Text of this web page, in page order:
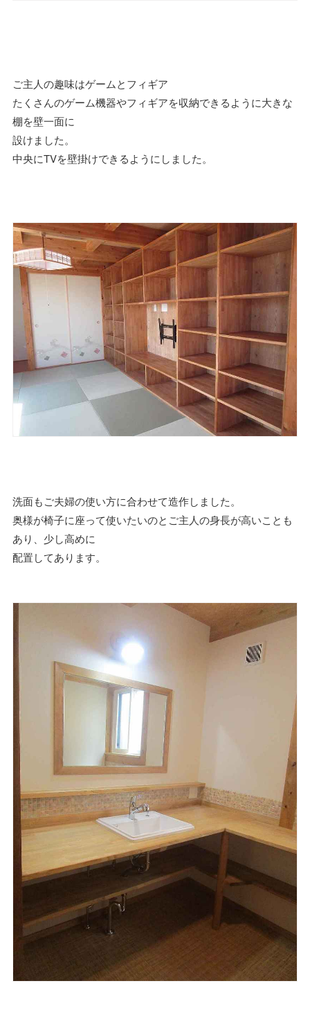
ご主人の趣味はゲームとフィギア
たくさんのゲーム機器やフィギアを収納できるように大きな
棚を壁一面に
設けました。
中央にTVを壁掛けできるようにしました。
洗面もご夫婦の使い方に合わせて造作しました。
奥様が椅子に座って使いたいのとご主人の身長が高いことも
あり、少し高めに
配置してあります。